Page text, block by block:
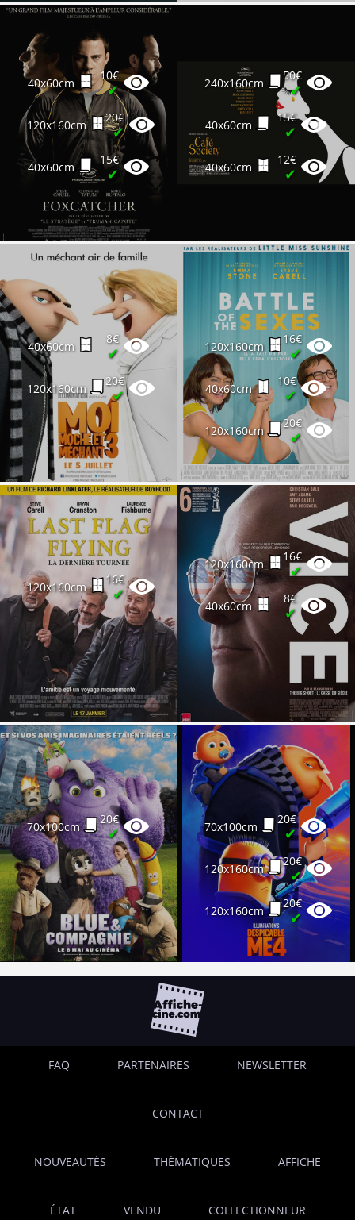
40x60cm
10€
✔
120x160cm
20€
✔
40x60cm
15€
✔
240x160cm
50€
✔
40x60cm
15€
✔
40x60cm
12€
✔
40x60cm
8€
✔
120x160cm
20€
✔
120x160cm
16€
✔
40x60cm
10€
✔
120x160cm
20€
✔
120x160cm
16€
✔
120x160cm
16€
✔
40x60cm
8€
✔
70x100cm
20€
✔ 70x100cm
20€
✔
120x160cm
20€
✔
120x160cm
20€
✔
FAQ PARTENAIRES NEWSLETTER
CONTACT
NOUVEAUTÉS THÉMATIQUES AFFICHE
ÉTAT VENDU COLLECTIONNEUR